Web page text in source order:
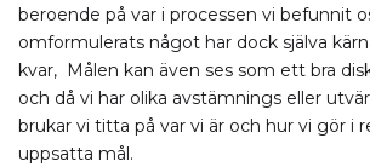
beroende på var i processen vi befunnit
omformulerats något har dock själva
kvar, Målen kan även ses som ett bra
och då vi har olika avstämnings eller
brukar vi titta på var vi är och hur vi gör i
uppsatta mål.